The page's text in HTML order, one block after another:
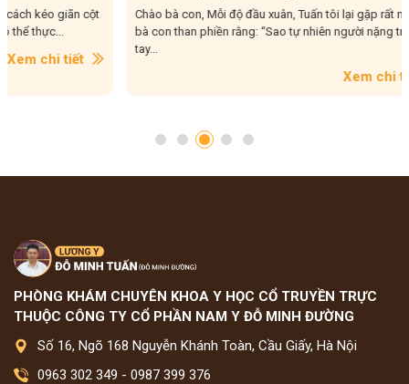
Chào bà con, Mỗi độ đầu xuân, Tuấn tôi lại gặp rất nhiều
bà con than phiền rằng: “Sao tự nhiên người nặng trịch,
Chào bà
bắt đầu
PHÒNG KHÁM CHUYÊN KHOA Y HỌC CỔ TRUYỀN TRỰC
THUỘC CÔNG TY CỔ PHẦN NAM Y ĐỖ MINH ĐƯỜNG
Số 16, Ngõ 168 Nguyễn Khánh Toàn, Cầu Giấy, Hà Nội
0963 302 349 - 0987 399 376